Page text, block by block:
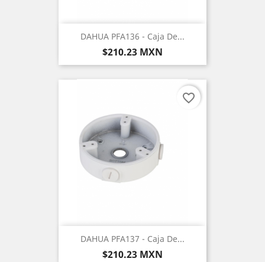
DAHUA PFA136 - Caja De...
Precio
$210.23 MXN
DAHUA PFA137 - Caja De...
Precio
$210.23 MXN
favorite_border